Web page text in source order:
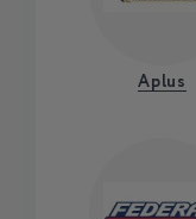
Aplus